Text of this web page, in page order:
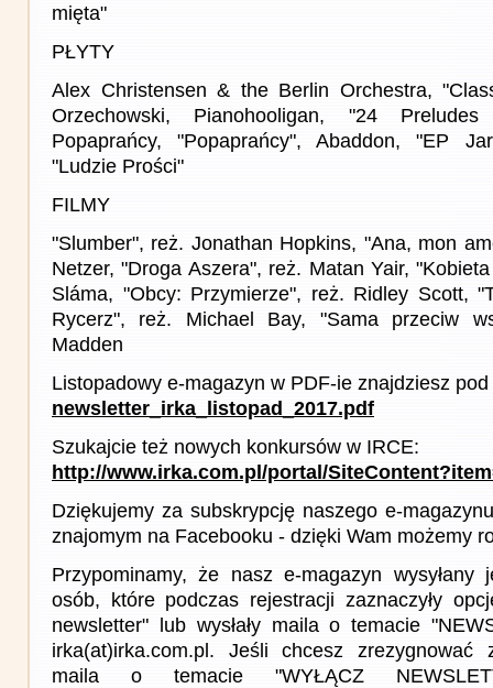
mięta"
PŁYTY
Alex Christensen & the Berlin Orchestra,
Orzechowski, Pianohooligan, "24
Popaprańcy, "Popaprańcy", Abaddon, "EP
"Ludzie Prości"
FILMY
"Slumber", reż. Jonathan Hopkins, "Ana, mon
Netzer, "Droga Aszera", reż. Matan Yair,
Sláma, "Obcy: Przymierze", reż. Ridley Scott,
Rycerz", reż. Michael Bay, "Sama przeciw
Madden
Listopadowy e-magazyn w PDF-ie znajdziesz
newsletter_irka_listopad_2017.pdf
Szukajcie też nowych konkursów w IRCE:
http://www.irka.com.pl/portal/
Dziękujemy za subskrypcję naszego e-
znajomym na Facebooku - dzięki Wam możemy
Przypominamy, że nasz e-magazyn
osób, które podczas rejestracji zaznaczyły
newsletter" lub wysłały maila o temacie
irka(at)irka.com.pl. Jeśli chcesz zrezygnować
maila o temacie "WYŁĄCZ